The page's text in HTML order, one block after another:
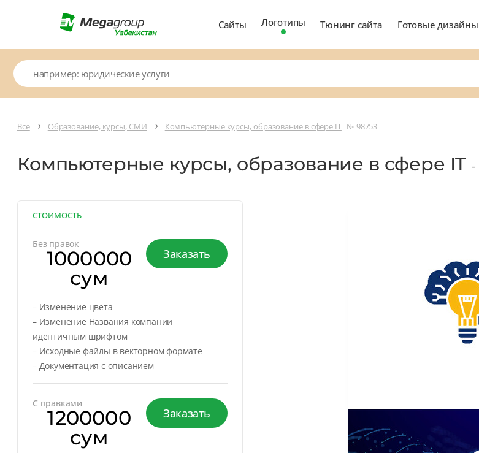
Сайты Логотипы Тюнинг сайта Готовые дизайны
Все Образование, курсы, СМИ Компьютерные курсы, образование в сфере IT № 98753
Компьютерные курсы, образование в сфере IT -
СТОИМОСТЬ
Без правок
1000000
сум
Заказать
– Изменение цвета
– Изменение Названия компании
идентичным шрифтом
– Исходные файлы в векторном формате
– Документация с описанием
С правками
1200000
сум
Заказать